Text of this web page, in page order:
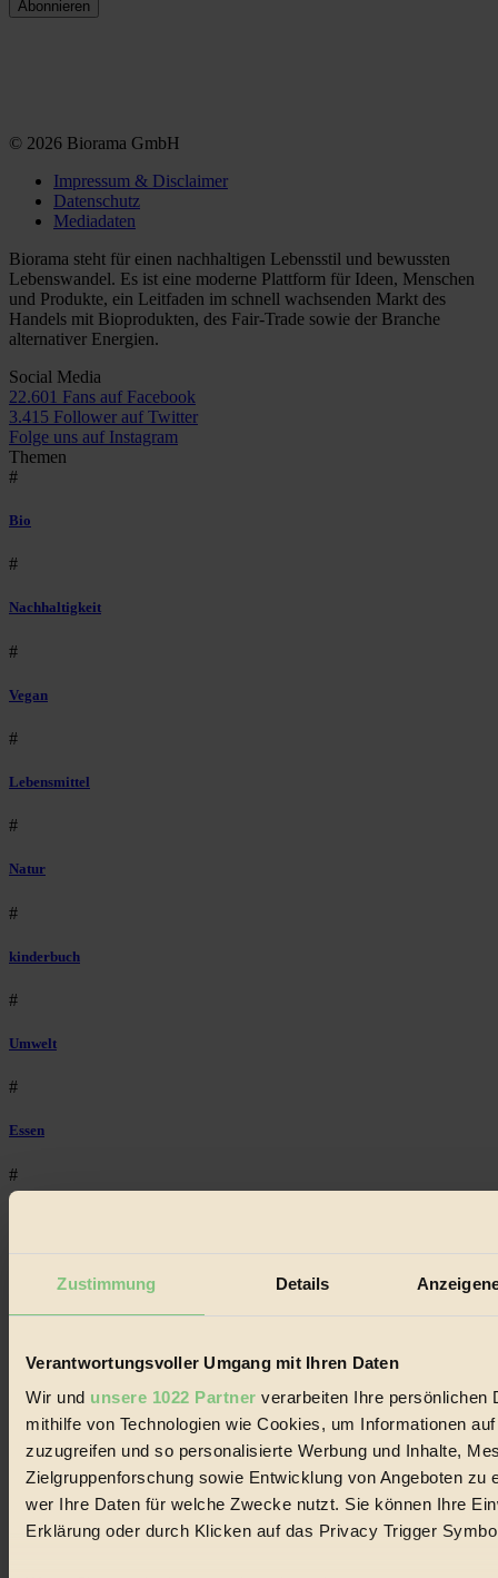
Zustimmung Details
Verantwortungsvoller Umgang mit Ihren Daten
Wir und unsere 1022 Partner verarbeiten Ihre persönlichen
mithilfe von Technologien wie Cookies, um Informationen
zuzugreifen und so personalisierte Werbung und Inhalte,
Zielgruppenforschung sowie Entwicklung von Angeboten zu
wer Ihre Daten für welche Zwecke nutzt. Sie können Ihre
Erklärung oder durch Klicken auf das Privacy Trigger
© 2026 Biorama GmbH
Impressum & Disclaimer
Datenschutz
Mediadaten
Biorama steht für einen nachhaltigen Lebensstil und bewussten
Lebenswandel. Es ist eine moderne Plattform für Ideen, Menschen
und Produkte, ein Leitfaden im schnell wachsenden Markt des
Handels mit Bioprodukten, des Fair-Trade sowie der Branche
alternativer Energien.
Social Media
22.601 Fans auf Facebook
3.415 Follower auf Twitter
Folge uns auf Instagram
Themen
#
Bio
#
Nachhaltigkeit
#
Vegan
#
Lebensmittel
#
Natur
#
kinderbuch
#
Umwelt
#
Essen
#
Design
Regional